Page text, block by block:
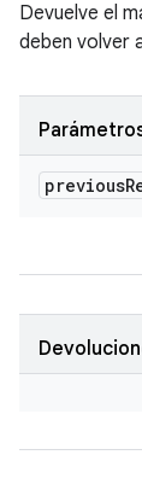
Devuelve el
deben volver
previous